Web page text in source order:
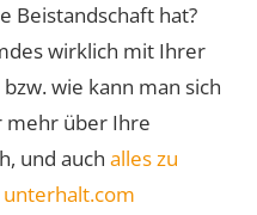
Beistandschaft hat?
wirklich mit Ihrer
wie kann man sich
mehr über Ihre
und auch alles zu